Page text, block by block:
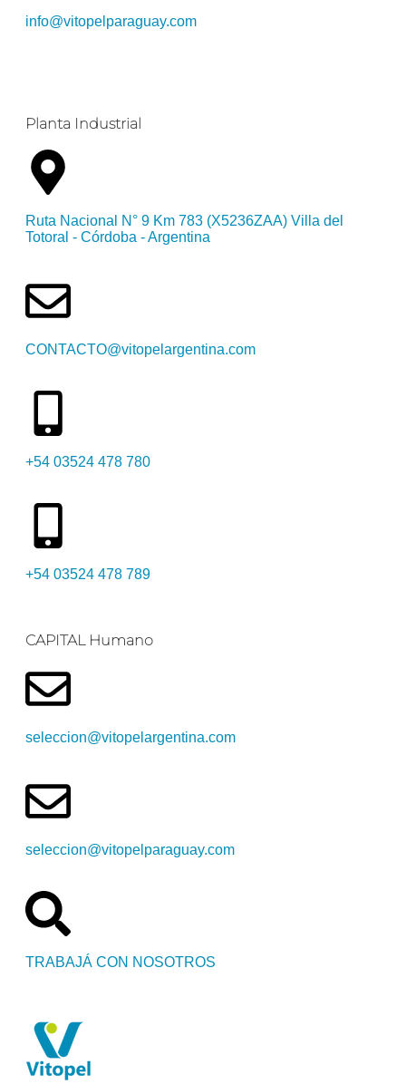
info@vitopelparaguay.com
Planta Industrial
Ruta Nacional N° 9 Km 783 (X5236ZAA) Villa del
Totoral - Córdoba - Argentina
CONTACTO@vitopelargentina.com
+54 03524 478 780​
+54 03524 478 789​
CAPITAL Humano
seleccion@vitopelargentina.com
seleccion@vitopelparaguay.com
TRABAJÁ CON NOSOTROS